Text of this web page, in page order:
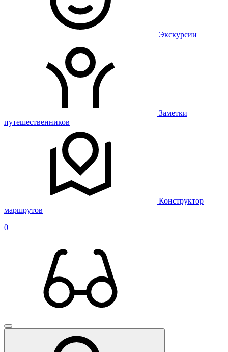
Экскурсии
Заметки
путешественников
Конструктор
маршрутов
0